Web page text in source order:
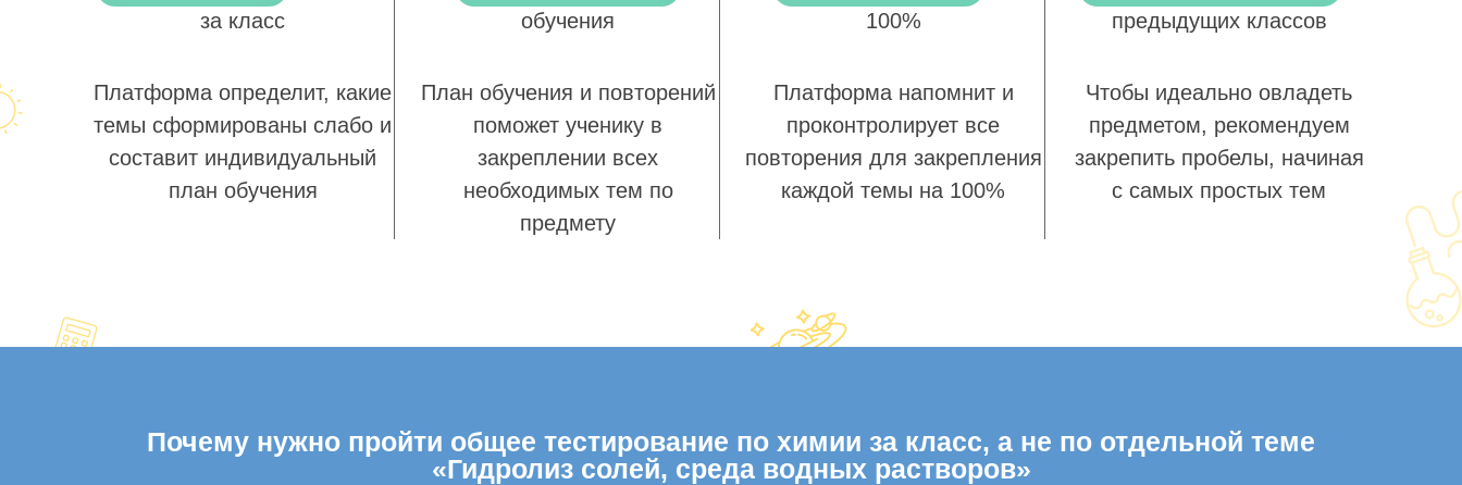
за класс
Платформа определит, какие
темы сформированы слабо и
составит индивидуальный
план обучения
обучения
План обучения и повторений
поможет ученику в
закреплении всех
необходимых тем по
предмету
100%
Платформа напомнит и
проконтролирует все
повторения для закрепления
каждой темы на 100%
предыдущих классов
Чтобы идеально овладеть
предметом, рекомендуем
закрепить пробелы, начиная
с самых простых тем
Почему нужно пройти общее тестирование по химии за класс, а не по отдельной теме
«Гидролиз солей, среда водных растворов»